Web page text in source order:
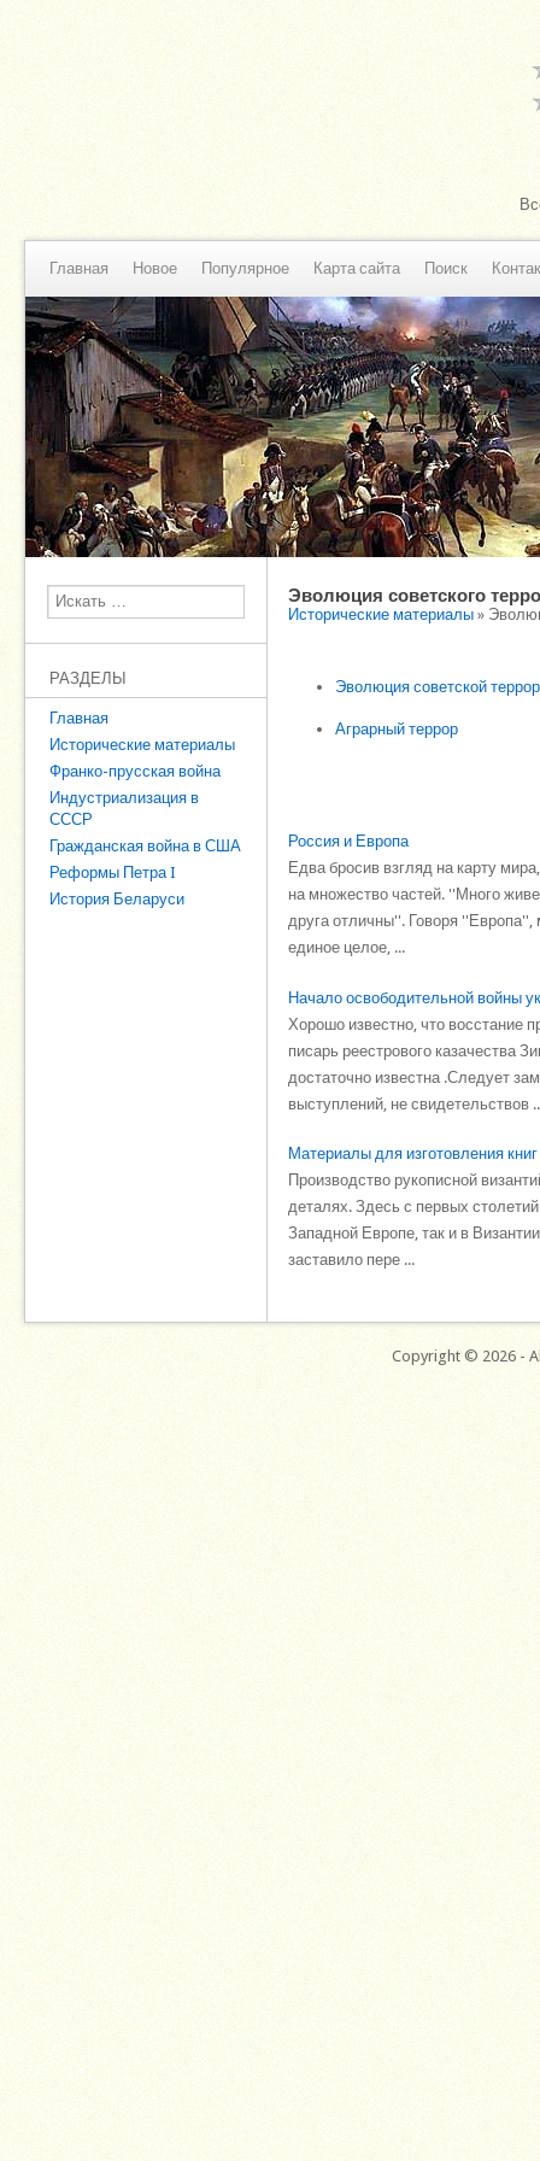
Главная Новое Популярное Карта сайта Поиск
Поиск
РАЗДЕЛЫ
Главная
Исторические материалы
Франко-прусская война
Индустриализация в
СССР
Гражданская война в США
Реформы Петра I
История Беларуси
Эволюция советского
Исторические материалы »
Эволюция советской
Аграрный террор
Россия и Европа
Едва бросив взгляд на карту
на множество частей. ''Много
друга отличны''. Говоря ''Европа'',
единое целое, ...
Начало освободительной войны
Хорошо известно, что восстание
писарь реестрового казачества
достаточно известна .Следует
выступлений, не свидетельствов
Материалы для изготовления книг
Производство рукописной
деталях. Здесь с первых
Западной Европе, так и в
заставило пере ...
Copyright © 2026 -